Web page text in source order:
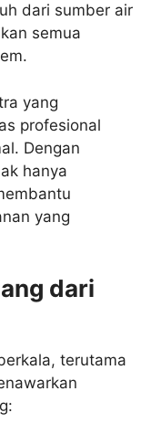
dari sumber air
semua
yang
profesional
Dengan
hanya
yang
dari
terutama